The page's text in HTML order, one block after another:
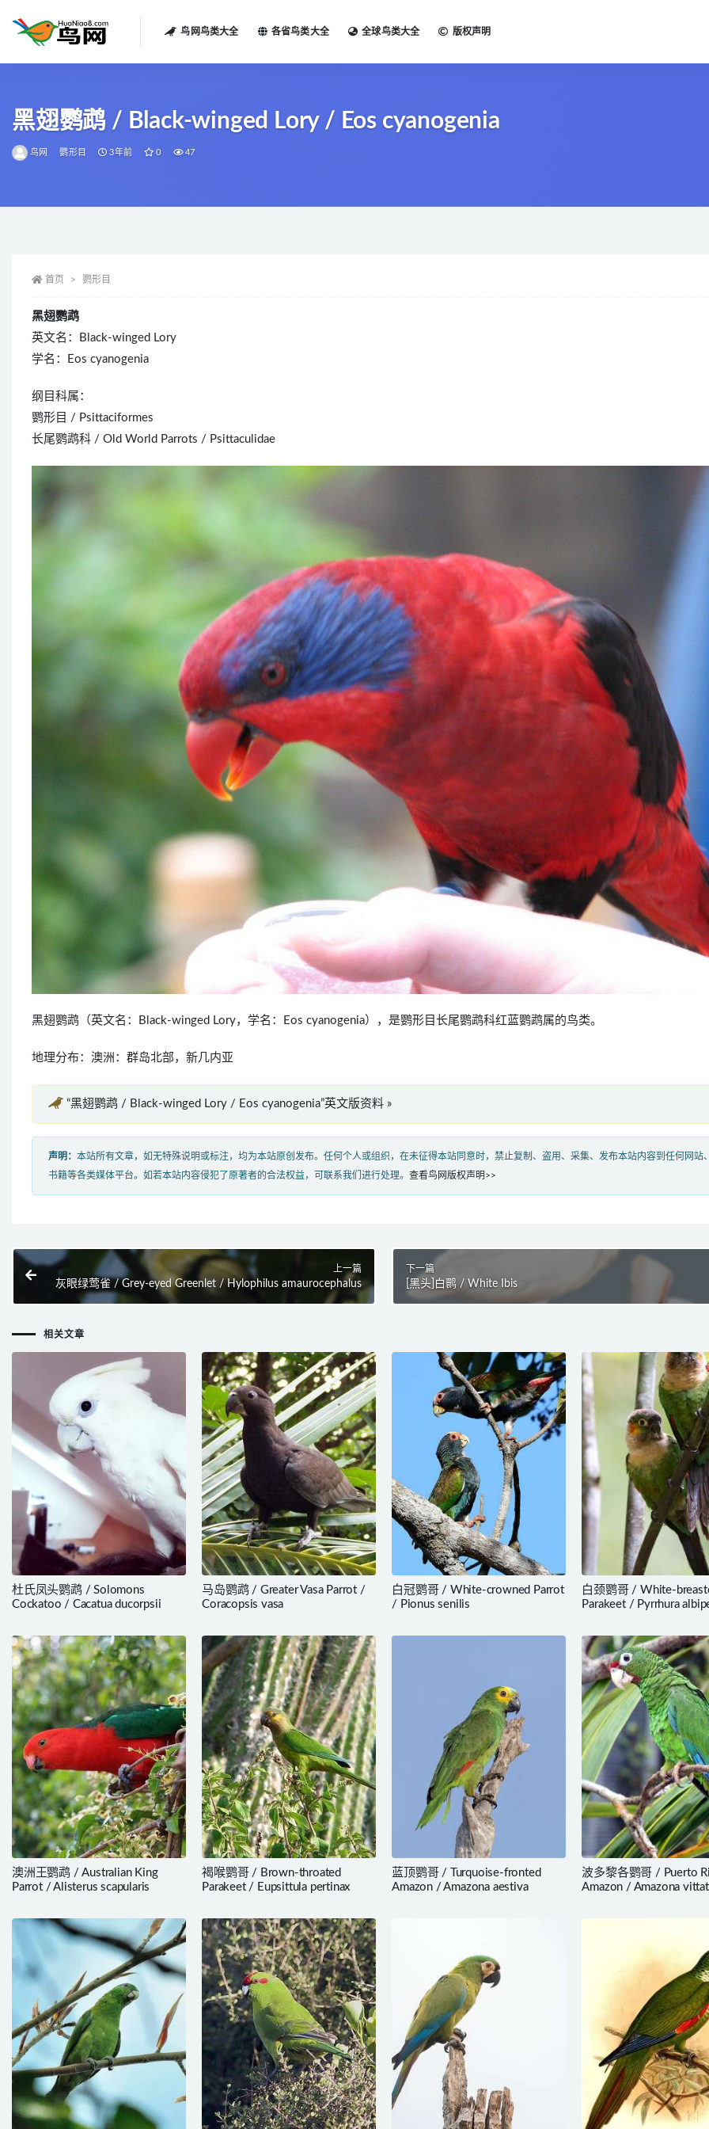
鸟网鸟类大全 各省鸟类大全 全球鸟类大全 版权声明
黑翅鹦鹉 / Black-winged Lory / Eos cyanogenia
鸟网 鹦形目 3年前 0 47
首页 鹦形目
黑翅鹦鹉
英文名：Black-winged Lory
学名：Eos cyanogenia
纲目科属：
鹦形目 / Psittaciformes
长尾鹦鹉科 / Old World Parrots / Psittaculidae
黑翅鹦鹉（英文名：Black-winged Lory，学名：Eos cyanogenia），是鹦形目长尾鹦鹉科红蓝鹦鹉属的鸟类。
地理分布：澳洲：群岛北部，新几内亚
“黑翅鹦鹉 / Black-winged Lory / Eos cyanogenia”英文版资料 »
声明： 本站所有文章，如无特殊说明或标注，均为本站原创发布。任何个人或组织，在未征得本站同意时，禁止复制、盗用、采集、发布本站内容到任何网站
书籍等各类媒体平台。如若本站内容侵犯了原著者的合法权益，可联系我们进行处理。 查看鸟网版权声明>>
上一篇
灰眼绿莺雀 / Grey-eyed Greenlet / Hylophilus amaurocephalus
下一篇
[黑头]白鹮 / White Ibis
相关文章
杜氏凤头鹦鹉 / Solomons
Cockatoo / Cacatua ducorpsii
马岛鹦鹉 / Greater Vasa Parrot /
Coracopsis vasa
白冠鹦哥 / White-crowned Parrot
/ Pionus senilis
白颈鹦哥 / White-
Parakeet / Pyrrhura
澳洲王鹦鹉 / Australian King
Parrot / Alisterus scapularis
褐喉鹦哥 / Brown-throated
Parakeet / Eupsittula pertinax
蓝顶鹦哥 / Turquoise-fronted
Amazon / Amazona aestiva
波多黎各鹦哥 / Puerto
Amazon / Amazona